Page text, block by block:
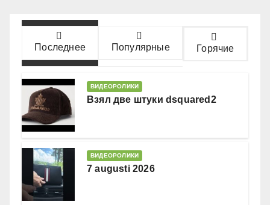
Последнее Популярные Горячие
ВИДЕОРОЛИКИ
Взял две штуки dsquared2
ВИДЕОРОЛИКИ
7 augusti 2026